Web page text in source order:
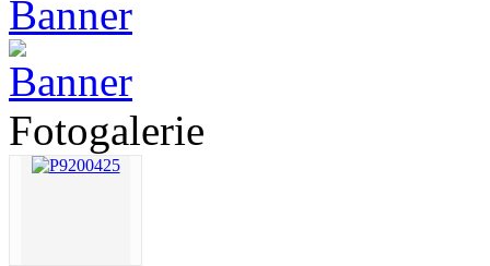
Fotogalerie